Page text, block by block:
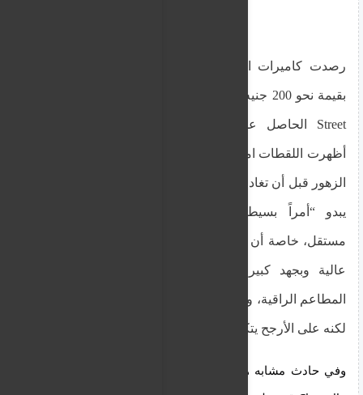
رصدت كاميرات المراقبة سرقة صندوق لانجوستين
Street الحاصل على نجمة ميشلان في تشيلسي.
أظهرت اللقطات امرأة تسحب العلبة من خلف أحواض
الزهور قبل أن تغادر المكان. إدارة المطعم قالت إن ما
يبدو “أمراً بسيطاً” يسبب خسائر كبيرة لمطعم
مستقل، خاصة أن المنتجات تُجلب من اسكتلندا بجودة
عالية وبجهد كبير. الحادث أثار قلقاً داخل مجتمع
المطاعم الراقية، وهو الأول من نوعه بالنسبة للمطعم،
لكنه على الأرجح يتكرر في مواقع أخرى بالعاصمة.